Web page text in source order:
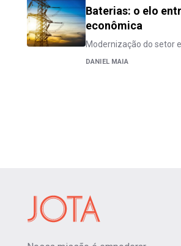
Baterias: o elo
econômica
Modernização do setor
DANIEL MAIA